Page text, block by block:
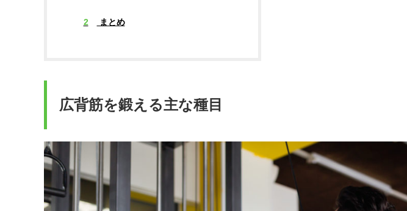
2 まとめ
広背筋を鍛える主な種目